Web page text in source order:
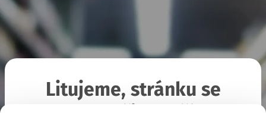
Litujeme, stránku se